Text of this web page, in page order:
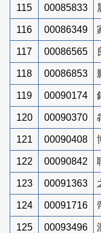
115 00085833
116 00086349
117 00086565
118 00086853
119 00090174
120 00090370
121 00090408
122 00090842
123 00091363
124 00091716
125 00093496